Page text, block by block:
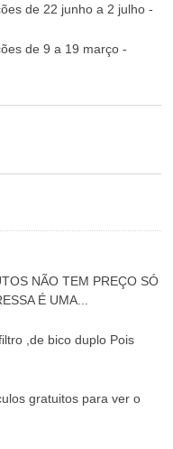
de 22 junho a 2 julho -
de 9 a 19 março -
NÃO TEM PREÇO SÓ
É UMA...
,de bico duplo Pois
gratuitos para ver o